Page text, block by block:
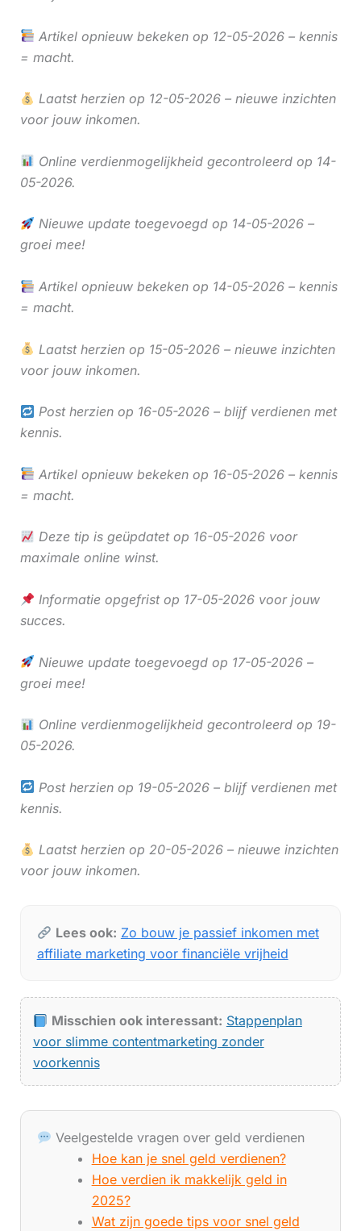
Artikel opnieuw bekeken op 12-05-2026 – kennis
= macht.
Laatst herzien op 12-05-2026 – nieuwe inzichten
voor jouw inkomen.
Online verdienmogelijkheid gecontroleerd op 14-
05-2026.
Nieuwe update toegevoegd op 14-05-2026 –
groei mee!
Artikel opnieuw bekeken op 14-05-2026 – kennis
= macht.
Laatst herzien op 15-05-2026 – nieuwe inzichten
voor jouw inkomen.
Post herzien op 16-05-2026 – blijf verdienen met
kennis.
Artikel opnieuw bekeken op 16-05-2026 – kennis
= macht.
Deze tip is geüpdatet op 16-05-2026 voor
maximale online winst.
Informatie opgefrist op 17-05-2026 voor jouw
succes.
Nieuwe update toegevoegd op 17-05-2026 –
groei mee!
Online verdienmogelijkheid gecontroleerd op 19-
05-2026.
Post herzien op 19-05-2026 – blijf verdienen met
kennis.
Laatst herzien op 20-05-2026 – nieuwe inzichten
voor jouw inkomen.
Lees ook: Zo bouw je passief inkomen met
affiliate marketing voor financiële vrijheid
Misschien ook interessant: Stappenplan
voor slimme contentmarketing zonder
voorkennis
Veelgestelde vragen over geld verdienen
Hoe kan je snel geld verdienen?
Hoe verdien ik makkelijk geld in
2025?
Wat zijn goede tips voor snel geld